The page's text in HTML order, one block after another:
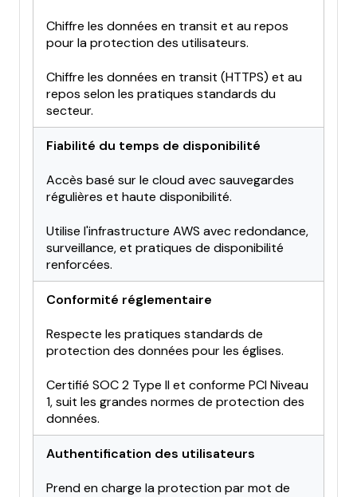
Chiffre les données en transit et au repos
pour la protection des utilisateurs.
Chiffre les données en transit (HTTPS) et au
repos selon les pratiques standards du
secteur.
Fiabilité du temps de disponibilité
Accès basé sur le cloud avec sauvegardes
régulières et haute disponibilité.
Utilise l'infrastructure AWS avec redondance,
surveillance, et pratiques de disponibilité
renforcées.
Conformité réglementaire
Respecte les pratiques standards de
protection des données pour les églises.
Certifié SOC 2 Type II et conforme PCI Niveau
1, suit les grandes normes de protection des
données.
Authentification des utilisateurs
Prend en charge la protection par mot de